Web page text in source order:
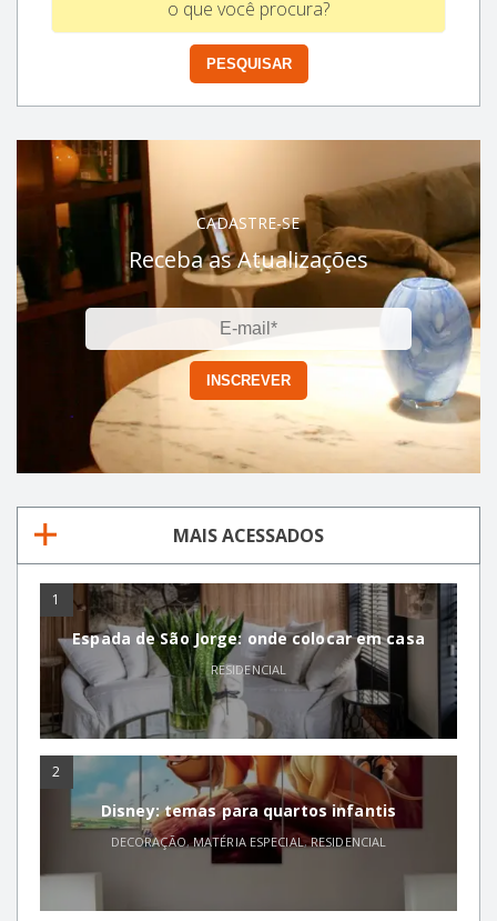
CADASTRE-SE
Receba as Atualizações
MAIS ACESSADOS
1
Espada de São Jorge: onde colocar em casa
RESIDENCIAL
2
Disney: temas para quartos infantis
DECORAÇÃO,MATÉRIA ESPECIAL,RESIDENCIAL